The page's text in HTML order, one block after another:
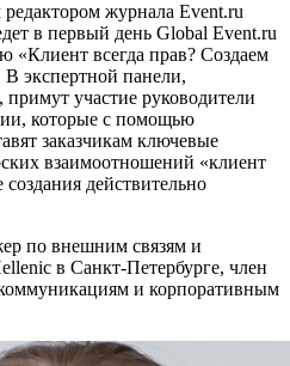
журнала Event.ru
в первый день Global Event.ru
«Клиент всегда прав? Создаем
В экспертной панели,
участие руководители
которые с помощью
заказчикам ключевые
взаимоотношений «клиент
создания действительно
по внешним связям и
в Санкт-Петербурге, член
и корпоративным